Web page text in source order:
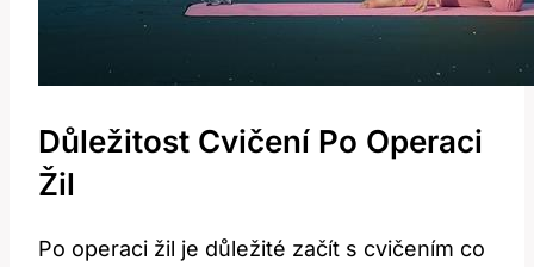
Důležitost Cvičení Po Operaci
Žil
Po operaci žil je důležité začít s cvičením co